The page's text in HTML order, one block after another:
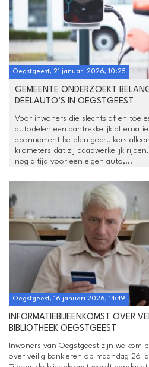
Oegstgeest, 21 januari 2026, 10:25
GEMEENTE ONDERZOEKT
DEELAUTO’S IN OEGSTGEEST
Voor inwoners die slechts af en toe
autodelen een aantrekkelijk
abonnement betalen gebruikers
kilometers dat zij daadwerkelijk
nog altijd voor een eigen auto,...
Oegstgeest, 16 januari 2026, 14:49
INFORMATIEBIJEENKOMST OVER
BIBLIOTHEEK OEGSTGEEST
Inwoners van Oegstgeest zijn welkom
over veilig bankieren op maandag 26